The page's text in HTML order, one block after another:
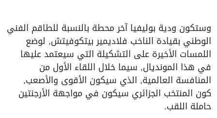
وستكون ودية بوليفيا آخر محطة بالنسبة للطاقم الفني
الوطني بقيادة الناخب فلاديمير بيتكوفيتش, لوضع
اللمسات الأخيرة على التشكيلة التي سيعتمد عليها
في هذا المونديال, سيما خلال اللقاء الأول من
المنافسة العالمية, الذي سيكون الأقوى والأصعب,
كون المنتخب الجزائري سيكون في مواجهة الأرجنتين
حاملة اللقب.